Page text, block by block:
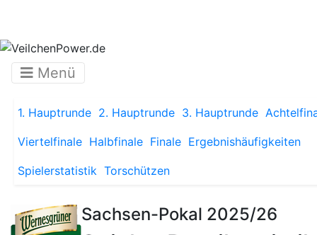
Menü
1. Hauptrunde 2. Hauptrunde 3. Hauptrunde
Viertelfinale Halbfinale Finale Ergebnishäufigkeiten
Spielerstatistik Torschützen
Sachsen-Pokal 2025/26